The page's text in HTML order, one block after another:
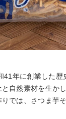
41年に創業した歴
自然素材を生か
では、さつま芋